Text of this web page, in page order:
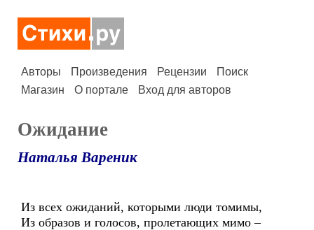
Авторы Произведения Рецензии
Поиск
Магазин
О портале Вход для авторов
Ожидание
Наталья Вареник
Из всех ожиданий, которыми люди томимы,
Из образов и голосов, пролетающих мимо –